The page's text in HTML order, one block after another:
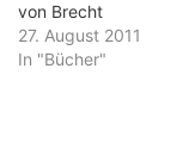
von Brecht
27. August 2011
In "Bücher"